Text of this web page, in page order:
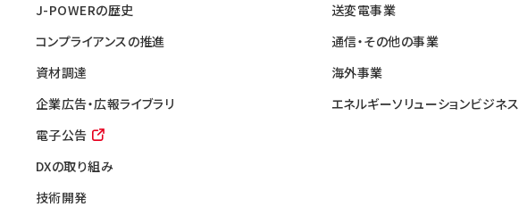
J-POWERの歴史
コンプライアンスの推進
資材調達
企業広告・広報ライブラリ
電子公告
DXの取り組み
技術開発
送変電事業
通信・その他の事業
海外事業
エネルギーソリューションビジネス